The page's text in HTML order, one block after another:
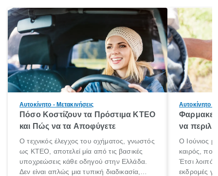
Αυτοκίνητο - Μετακινήσεις
Πόσο Κοστίζουν τα Πρόστιμα ΚΤΕΟ
και Πώς να τα Αποφύγετε
Ο τεχνικός έλεγχος του οχήματος, γνωστός
ως ΚΤΕΟ, αποτελεί μία από τις βασικές
υποχρεώσεις κάθε οδηγού στην Ελλάδα.
Δεν είναι απλώς μια τυπική διαδικασία,
Αυτοκίνητο -
να
Ο Ιούνιος
καιρός, που
Έτσι
εκδρομές